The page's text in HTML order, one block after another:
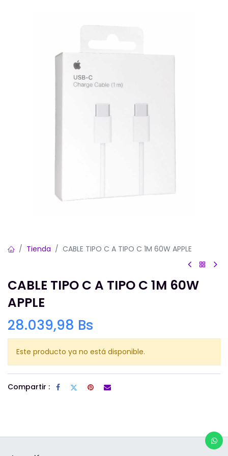
Tienda CABLE TIPO C A TIPO C 1M 60W APPLE
CABLE TIPO C A TIPO C 1M 60W
APPLE
28.039,98 Bs
Este producto ya no está disponible.
Compartir :